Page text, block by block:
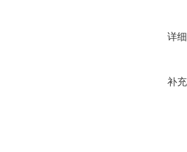
详
补